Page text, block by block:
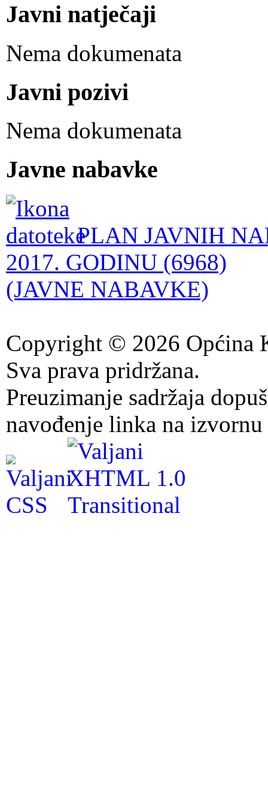
Javni natječaji
Nema dokumenata
Javni pozivi
Nema dokumenata
Javne nabavke
PLAN JAVNIH
2017. GODINU (6968)
(JAVNE NABAVKE)
Copyright © 2026 Općina
Sva prava pridržana.
Preuzimanje sadržaja
navođenje linka na izvornu